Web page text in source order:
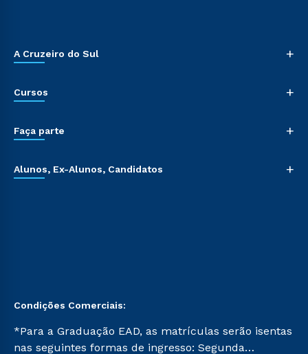
A Cruzeiro do Sul +
Cursos +
Faça parte +
Alunos, Ex-Alunos, Candidatos +
Condições Comerciais:
*Para a Graduação EAD, as matrículas serão isentas
nas seguintes formas de ingresso: Segunda